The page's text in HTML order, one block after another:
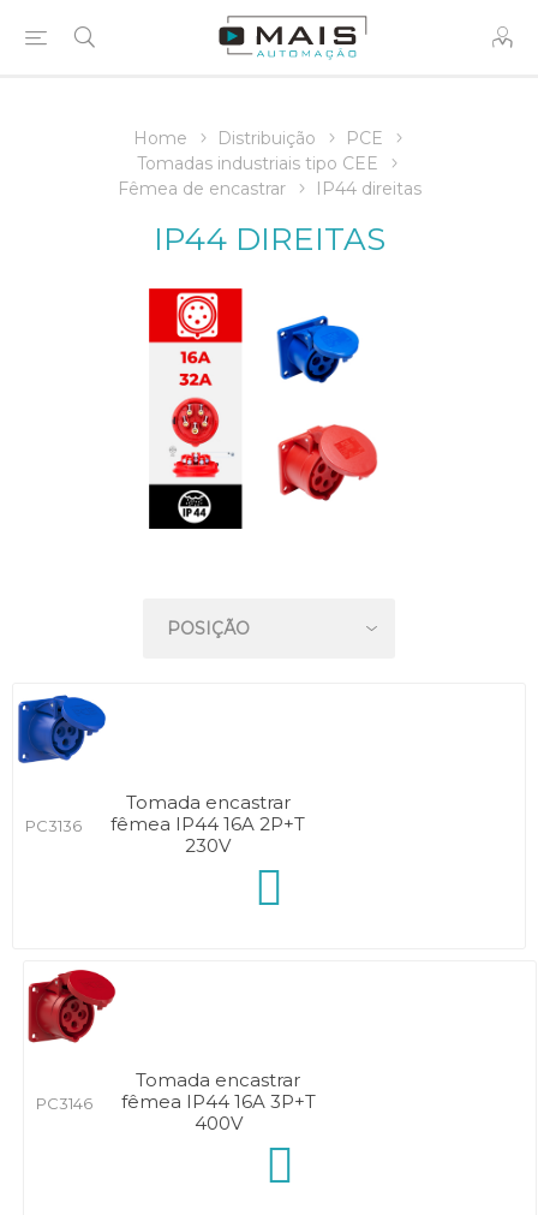
Home Distribuição
PCE
Tomadas industriais tipo CEE
Fêmea de encastrar
IP44 direitas
IP44 DIREITAS
PC3136
Tomada encastrar
fêmea IP44 16A 2P+T
230V
PC3146
Tomada encastrar
fêmea IP44 16A 3P+T
400V